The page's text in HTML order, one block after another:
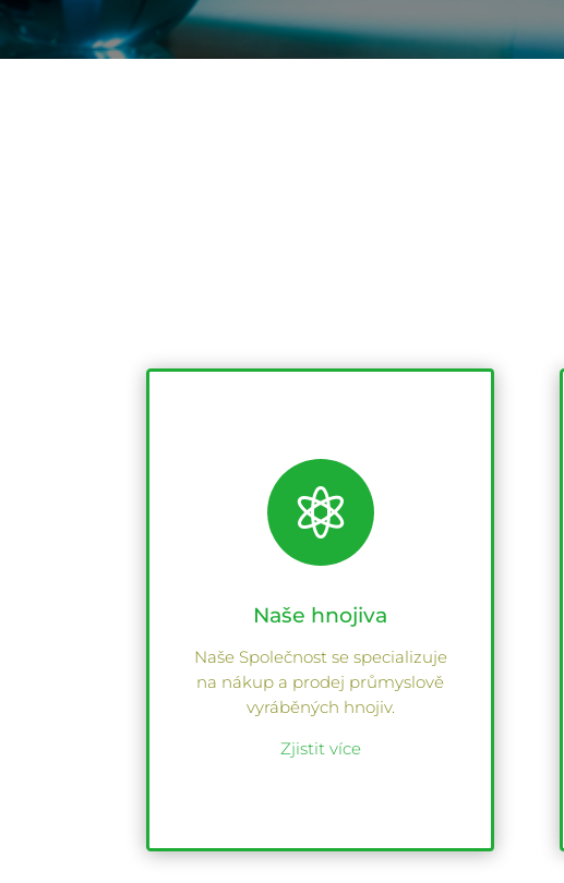

Naše hnojiva
Naše Společnost se specializuje
na nákup a prodej průmyslově
vyráběných hnojiv.
Zjistit více